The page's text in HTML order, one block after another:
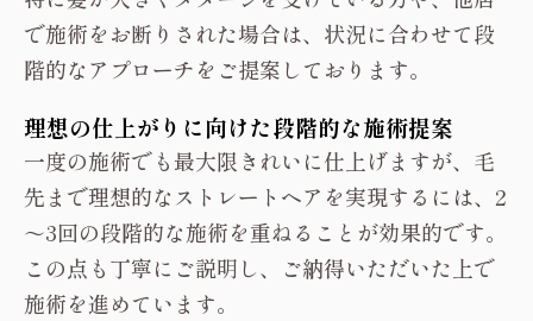
で施術をお断りされた場合は、状況に合わせて段
階的なアプローチをご提案しております。
理想の仕上がりに向けた段階的な施術提案
一度の施術でも最大限きれいに仕上げますが、毛
先まで理想的なストレートヘアを実現するには、2
～3回の段階的な施術を重ねることが効果的です。
この点も丁寧にご説明し、ご納得いただいた上で
施術を進めています。